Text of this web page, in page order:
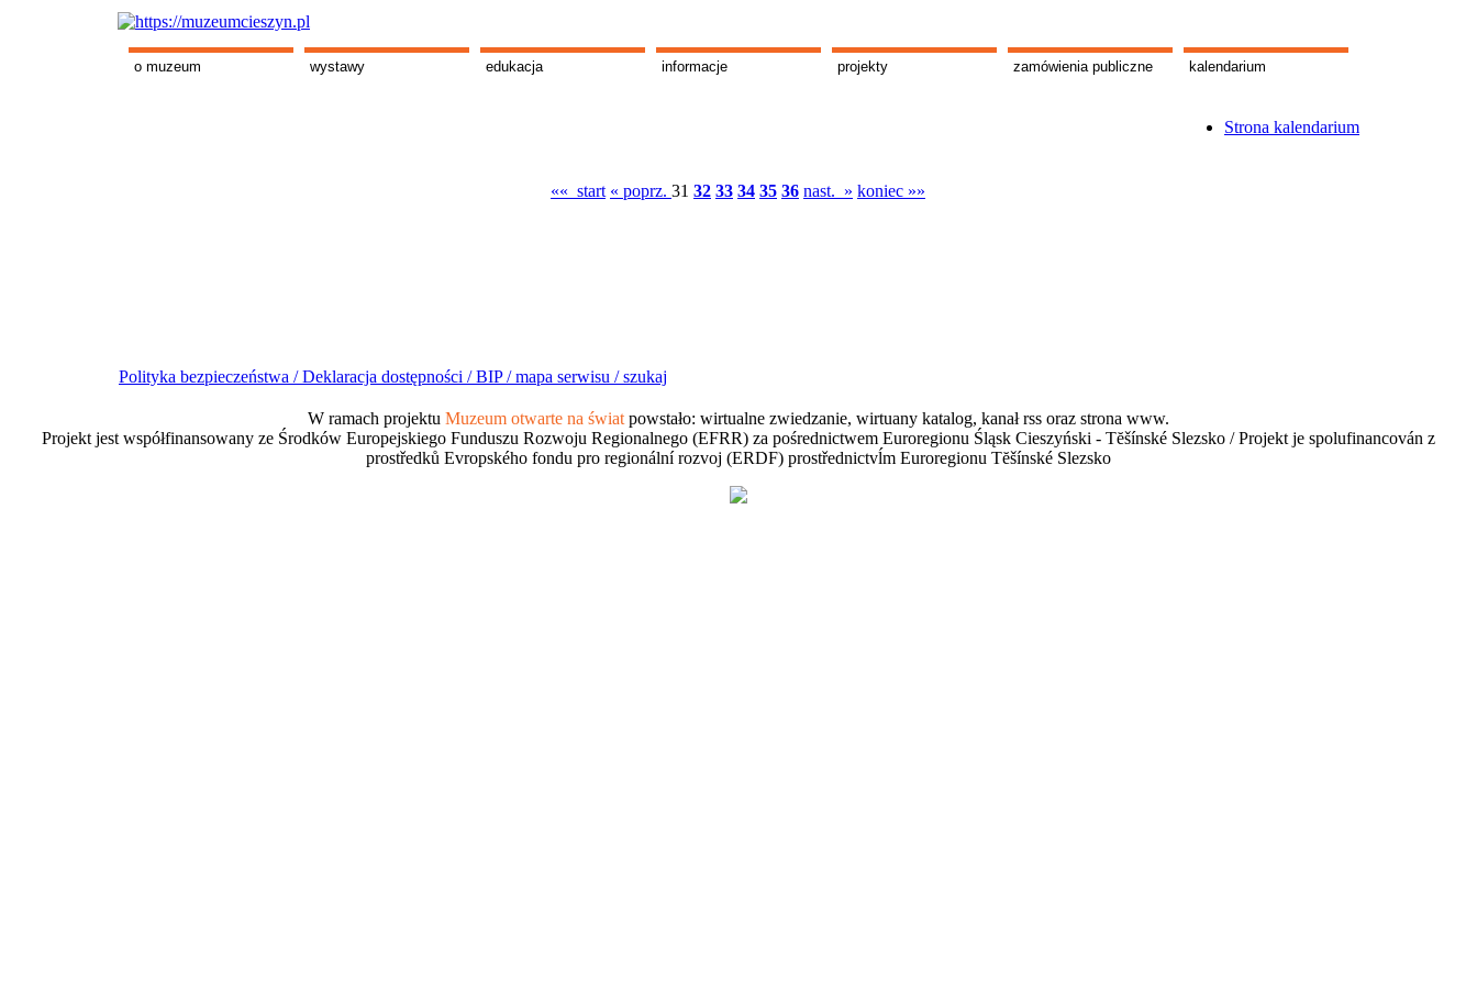
o muzeum wystawy edukacja informacje projekty zamówienia publiczne kalendarium
Strona kalendarium
«« start « poprz. 31 32 33 34 35 36 nast. » koniec »»
Polityka bezpieczeństwa /Deklaracja dostępności /BIP /mapa serwisu /szukaj
W ramach projektu Muzeum otwarte na świat powstało: wirtualne zwiedzanie, wirtuany katalog, kanał rss oraz strona www.
Projekt jest współfinansowany ze Środków Europejskiego Funduszu Rozwoju Regionalnego (EFRR) za pośrednictwem Euroregionu Śląsk Cieszyński - Tĕšínské Slezsko / Projekt je spolufinancován z
prostředků Evropského fondu pro regionální rozvoj (ERDF) prostřednictvĺm Euroregionu Tĕšínské Slezsko